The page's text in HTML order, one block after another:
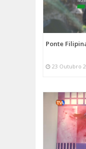
Ponte
23 Outubro